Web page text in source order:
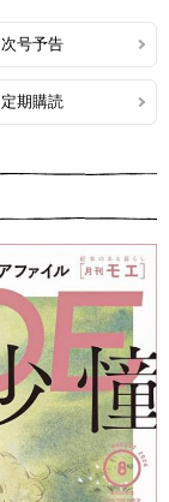
次号予告
定期購読